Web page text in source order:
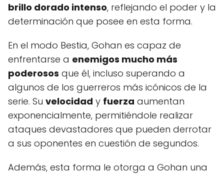
brillo dorado intenso, reflejando el poder y la
determinación que posee en esta forma.
En el modo Bestia, Gohan es capaz de
enfrentarse a enemigos mucho más
poderosos que él, incluso superando a
algunos de los guerreros más icónicos de la
serie. Su velocidad y fuerza aumentan
exponencialmente, permitiéndole realizar
ataques devastadores que pueden derrotar
a sus oponentes en cuestión de segundos.
Además, esta forma le otorga a Gohan una